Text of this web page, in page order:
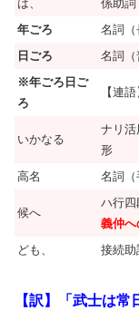
は、
係助詞
年ごろ
名詞（
日ごろ
名詞（
※年ごろ日ご
ろ
【連
いかなる
ナリ活
形
高名
名詞（
候へ
ハ行四
義仲へ
ども、
接続助
【訳】「武士は常